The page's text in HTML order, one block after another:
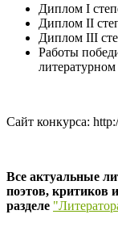
Диплом I
Диплом II
Диплом III
Работы
Сайт конкурса:
Все актуальные
поэтов, критиков
разделе